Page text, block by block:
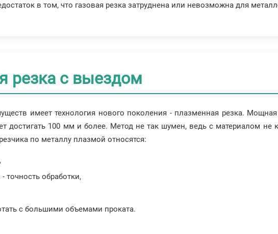
в том, что газовая резка затруднена или невозможна для
резка с выездом
имеет технология нового поколения - плазменная резка.
достигать 100 мм и более. Метод не так шумен, ведь с материалом не
по металлу плазмой относятся:
точность обработки,
с большими объемами проката.